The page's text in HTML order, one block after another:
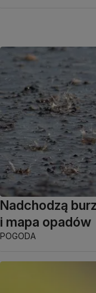
Nadchodzą
i mapa opadów
POGODA